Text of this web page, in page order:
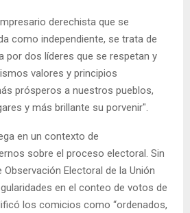
derechista que se
como independiente, se trata de
por dos líderes que se respetan y
valores y principios
prósperos a nuestros pueblos,
y más brillante su porvenir".
en un contexto de
sobre el proceso electoral. Sin
Electoral de la Unión
en el conteo de votos de
los comicios como “ordenados,